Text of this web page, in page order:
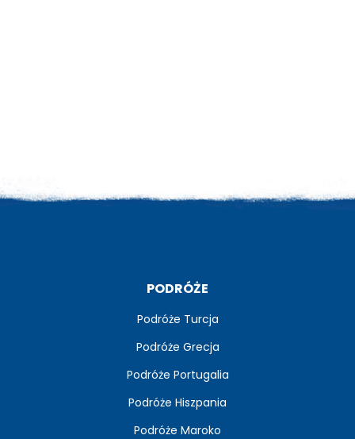
PODRÓŻE
Podróże Turcja
Podróże Grecja
Podróże Portugalia
Podróże Hiszpania
Podróże Maroko